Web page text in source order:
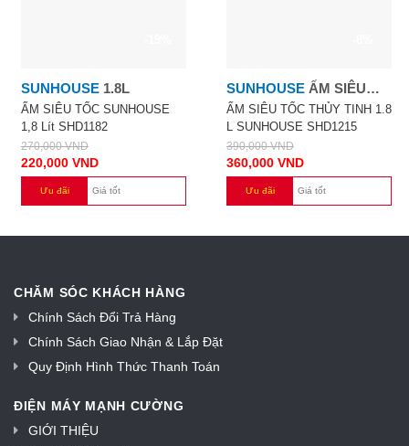
SUNHOUSE 1.8L
ẤM SIÊU TỐC SUNHOUSE
1,8 Lít SHD1182
270,000VND
220,000 VND
Ưu đãi Giá tốt
SUNHOUSE ẤM SIÊU
TỐC THỦY TINH 1.8 L
SUNHOUSE SHD1215
ẤM SIÊU TỐC THỦY TINH 1.8
L SUNHOUSE SHD1215
390,000VND
360,000 VND
Ưu đãi Giá tốt
CHĂM SÓC KHÁCH HÀNG
Chính Sách Đổi Trả Hàng
Chính Sách Giao Nhận & Lắp Đặt
Quy Định Hình Thức Thanh Toán
ĐIỆN MÁY MẠNH CƯỜNG
GIỚI THIỆU